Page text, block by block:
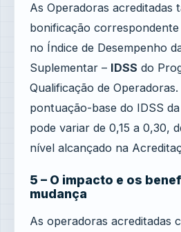
As Operadoras acreditadas
bonificação
no Índice de Desempenho
Suplementar – IDSS do
Qualificação de Operadoras.
pontuação-base do IDSS
pode variar de 0,15 a 0,30,
nível alcançado na
5 – O impacto e os
mudança
As operadoras acreditadas